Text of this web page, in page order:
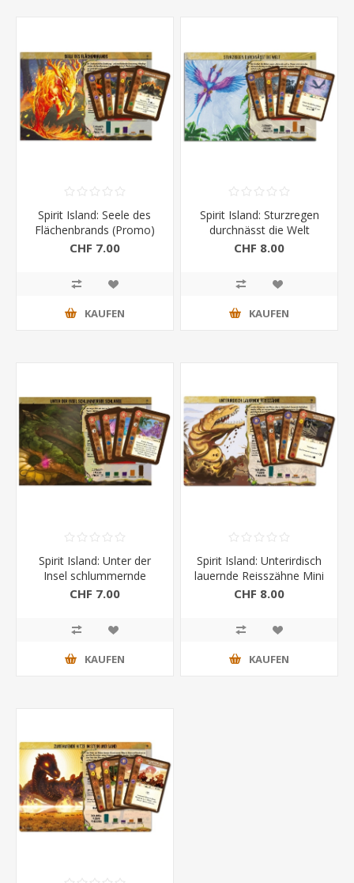
Spirit Island: Seele des
Flächenbrands (Promo)
CHF 7.00
KAUFEN
Spirit Island: Sturzregen
durchnässt die Welt
CHF 8.00
KAUFEN
Spirit Island: Unter der
Insel schlummernde
Schlange (Promo)
CHF 7.00
KAUFEN
Spirit Island: Unterirdisch
lauernde Reisszähne Mini
Erw.
CHF 8.00
KAUFEN